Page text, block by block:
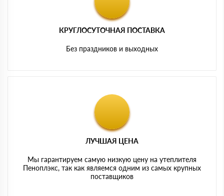
КРУГЛОСУТОЧНАЯ ПОСТАВКА
Без праздников и выходных
ЛУЧШАЯ ЦЕНА
Мы гарантируем самую низкую цену на утеплителя
Пеноплэкс, так как являемся одним из самых крупных
поставщиков